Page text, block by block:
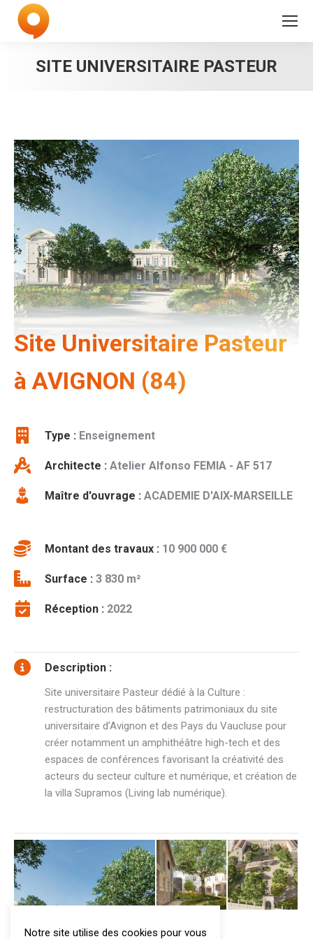
SITE UNIVERSITAIRE PASTEUR
Site Universitaire Pasteur
à AVIGNON (84)
Type : Enseignement
Architecte : Atelier Alfonso FEMIA - AF 517
Maître d'ouvrage : ACADEMIE D'AIX-MARSEILLE
Montant des travaux : 10 900 000 €
Surface : 3 830 m²
Réception : 2022
Description :
Site universitaire Pasteur dédié à la Culture :
restructuration des bâtiments patrimoniaux du site
universitaire d’Avignon et des Pays du Vaucluse pour
créer notamment un amphithéâtre high-tech et des
espaces de conférences favorisant la créativité des
acteurs du secteur culture et numérique, et création de
la villa Supramos (Living lab numérique).
Notre site utilise des cookies pour vous